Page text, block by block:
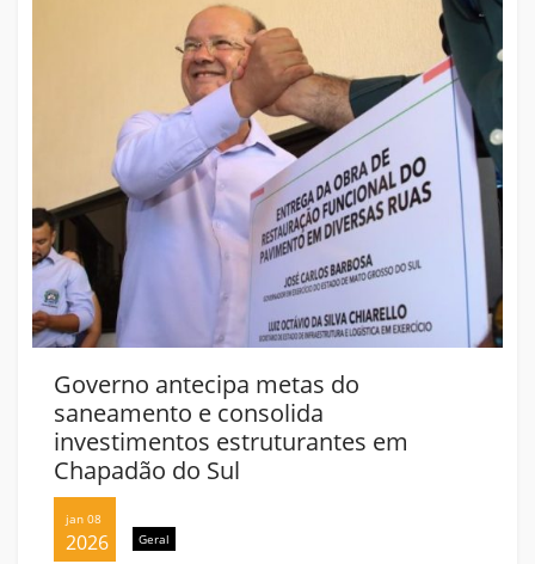
Governo antecipa metas do
saneamento e consolida
investimentos estruturantes em
Chapadão do Sul
jan 08
2026 Geral